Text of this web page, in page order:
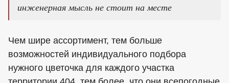
инженерная мысль не стоит на месте
Чем шире ассортимент, тем больше
возможностей индивидуального подбора
нужного цветочка для каждого участка